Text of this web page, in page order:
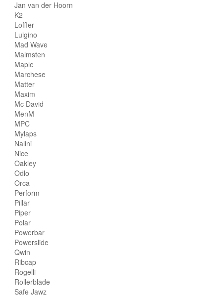
Jan van der Hoorn
K2
Loffler
Luigino
Mad Wave
Malmsten
Maple
Marchese
Matter
Maxim
Mc David
MenM
MPC
Mylaps
Nalini
Nice
Oakley
Odlo
Orca
Perform
Pillar
Piper
Polar
Powerbar
Powerslide
Qwin
Ribcap
Rogelli
Rollerblade
Safe Jawz